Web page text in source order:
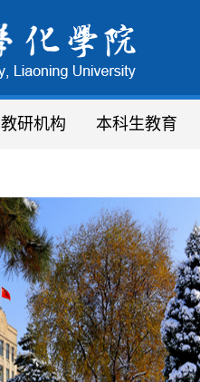
教研机构
化学实验教学中心
分析测试中心
省、市平台 绿色合成
稀
研究院
本科生教育
专业设置